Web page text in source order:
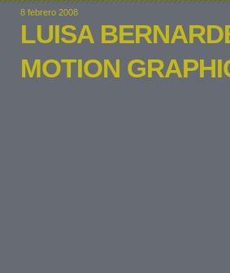
8 febrero 2008
LUISA
MOTION